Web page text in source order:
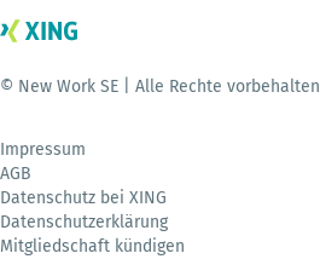
© New Work SE | Alle Rechte vorbehalten
Impressum
AGB
Datenschutz bei XING
Datenschutzerklärung
Mitgliedschaft kündigen